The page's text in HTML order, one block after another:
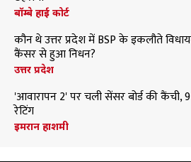
बॉम्बे हाई कोर्ट
कौन थे उत्तर प्रदेश में BSP के इकलौते
कैंसर से हुआ निधन?
उत्तर प्रदेश
'आवारापन 2' पर चली सेंसर बोर्ड की कैंची,
रेटिंग
इमरान हाशमी